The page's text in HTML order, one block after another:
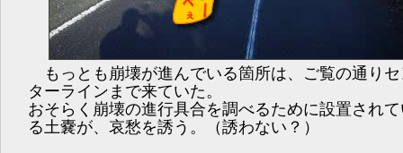
もっとも崩壊が進んでいる箇所は、ご覧の通りセ
ターラインまで来ていた。
おそらく崩壊の進行具合を調べるために設置され
る土嚢が、哀愁を誘う。（誘わない？）